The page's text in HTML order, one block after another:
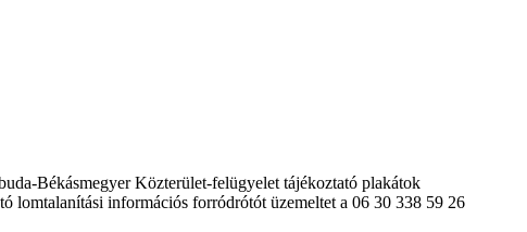
Békásmegyer Közterület-felügyelet tájékoztató plakátok
lomtalanítási információs forródrótót üzemeltet a 06 30 338 59 26